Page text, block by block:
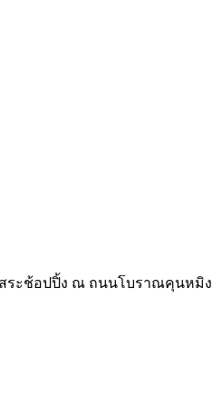
สระช้อปปิ้ง ณ ถนนโบราณคุนหมิง